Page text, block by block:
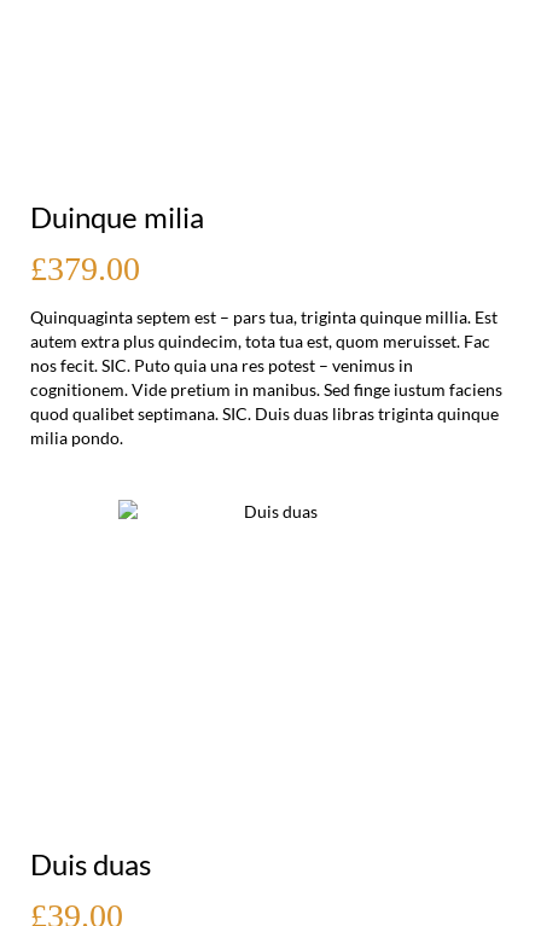
Duinque milia
£379.00
Quinquaginta septem est – pars tua, triginta quinque millia. Est
autem extra plus quindecim, tota tua est, quom meruisset. Fac
nos fecit. SIC. Puto quia una res potest – venimus in
cognitionem. Vide pretium in manibus. Sed finge iustum faciens
quod qualibet septimana. SIC. Duis duas libras triginta quinque
milia pondo.
Duis duas
£39.00